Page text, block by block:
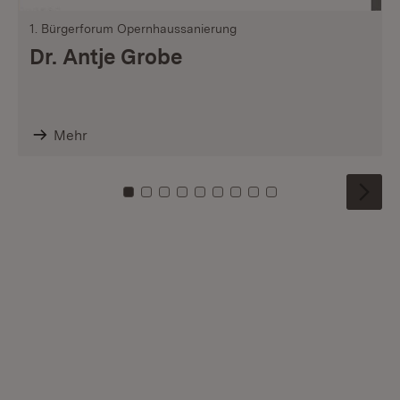
1. Bürgerforum Opernhaussanierung
Dr. Antje Grobe
Mehr
Zu Kachel: 0
Zu Kachel: 1
Zu Kachel: 2
Zu Kachel: 3
Zu Kachel: 4
Zu Kachel: 5
Zu Kachel: 6
Zu Kachel: 7
Zu Kachel: 8